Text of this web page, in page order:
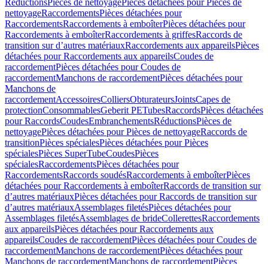
RéductionsPièces de nettoyagePièces détachées pour Pièces de
nettoyageRaccordementsPièces détachées pour
RaccordementsRaccordements à emboîterPièces détachées pour
Raccordements à emboîterRaccordements à griffesRaccords de
transition sur d’autres matériauxRaccordements aux appareilsPièces
détachées pour Raccordements aux appareilsCoudes de
raccordementPièces détachées pour Coudes de
raccordementManchons de raccordementPièces détachées pour
Manchons de
raccordementAccessoiresColliersObturateursJointsCapes de
protectionConsommablesGeberit PETubesRaccordsPièces détachées
pour RaccordsCoudesEmbranchementsRéductionsPièces de
nettoyagePièces détachées pour Pièces de nettoyageRaccords de
transitionPièces spécialesPièces détachées pour Pièces
spécialesPièces SuperTubeCoudesPièces
spécialesRaccordementsPièces détachées pour
RaccordementsRaccords soudésRaccordements à emboîterPièces
détachées pour Raccordements à emboîterRaccords de transition sur
d’autres matériauxPièces détachées pour Raccords de transition sur
d’autres matériauxAssemblages filetésPièces détachées pour
Assemblages filetésAssemblages de brideCollerettesRaccordements
aux appareilsPièces détachées pour Raccordements aux
appareilsCoudes de raccordementPièces détachées pour Coudes de
raccordementManchons de raccordementPièces détachées pour
Manchons de raccordementManchons de raccordementPièces